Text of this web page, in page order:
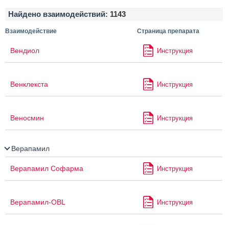
Найдено взаимодействий: 1143
Взаимодействие Страница препарата
Вендиол Инструкция
Венклекста Инструкция
Веносмин Инструкция
Верапамил
Верапамил Софарма Инструкция
Верапамил-OBL Инструкция